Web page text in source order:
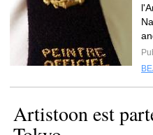
Artistoon est